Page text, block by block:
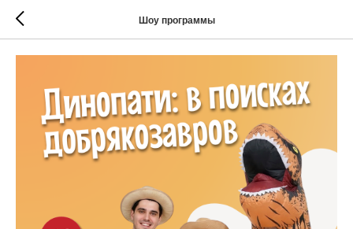
Шоу программы